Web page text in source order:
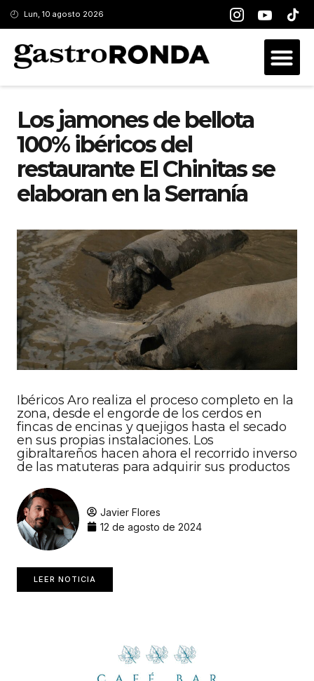
Lun, 10 agosto 2026
Los jamones de bellota
100% ibéricos del
restaurante El Chinitas se
elaboran en la Serranía
Ibéricos Aro realiza el proceso completo en la
zona, desde el engorde de los cerdos en
fincas de encinas y quejigos hasta el secado
en sus propias instalaciones. Los
gibraltareños hacen ahora el recorrido inverso
de las matuteras para adquirir sus productos
Javier Flores
12 de agosto de 2024
LEER NOTICIA